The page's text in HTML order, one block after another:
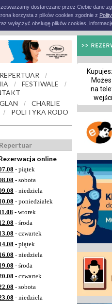
dostarczane przez Ciebie dane
korzysta z plików cookies zgodnie z
wyłączyć obsługę plików cookies,
REPERTUAR /
/ FESTIWALE /
/
CHARLIE
/ POLITYKA RODO
Repertuar
online
- piątek
- sobota
- niedziela
- poniedziałek
- wtorek
- środa
- czwartek
- piątek
- niedziela
- środa
- czwartek
- sobota
- niedziela
na